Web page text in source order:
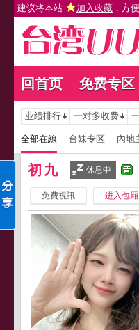
建议将本站 加入收藏 ，方
回首页 免费专区
业绩排行 一对多收费
全部在線 台妹专区 內地
初九 休息中
免費視訊 进入包厢